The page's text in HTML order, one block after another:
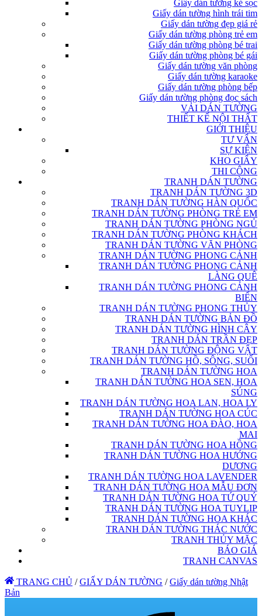
Giấy dán tường kẻ sọc
Giấy dán tường hình trái tim
Giấy dán tường đẹp giá rẻ
Giấy dán tường phòng trẻ em
Giấy dán tường phòng bé trai
Giấy dán tường phòng bé gái
Giấy dán tường văn phòng
Giấy dán tường karaoke
Giấy dán tường phòng bếp
Giấy dán tường phòng đọc sách
VẢI DÁN TƯỜNG
THIẾT KẾ NỘI THẤT
GIỚI THIỆU
TƯ VẤN
SỰ KIỆN
KHO GIẤY
THI CÔNG
TRANH DÁN TƯỜNG
TRANH DÁN TƯỜNG 3D
TRANH DÁN TƯỜNG HÀN QUỐC
TRANH DÁN TƯỜNG PHÒNG TRẺ EM
TRANH DÁN TƯỜNG PHÒNG NGỦ
TRANH DÁN TƯỜNG PHÒNG KHÁCH
TRANH DÁN TƯỜNG VĂN PHÒNG
TRANH DÁN TƯỜNG PHONG CẢNH
TRANH DÁN TƯỜNG PHONG CẢNH
LÀNG QUÊ
TRANH DÁN TƯỜNG PHONG CẢNH
BIỂN
TRANH DÁN TƯỜNG PHONG THỦY
TRANH DÁN TƯỜNG BẢN ĐỒ
TRANH DÁN TƯỜNG HÌNH CÂY
TRANH DÁN TRẦN ĐẸP
TRANH DÁN TƯỜNG ĐỘNG VẬT
TRANH DÁN TƯỜNG HỒ, SÔNG, SUỐI
TRANH DÁN TƯỜNG HOA
TRANH DÁN TƯỜNG HOA SEN, HOA
SÚNG
TRANH DÁN TƯỜNG HOA LAN, HOA LY
TRANH DÁN TƯỜNG HOA CÚC
TRANH DÁN TƯỜNG HOA ĐÀO, HOA
MAI
TRANH DÁN TƯỜNG HOA HỒNG
TRANH DÁN TƯỜNG HOA HƯỚNG
DƯƠNG
TRANH DÁN TƯỜNG HOA LAVENDER
TRANH DÁN TƯỜNG HOA MẪU ĐƠN
TRANH DÁN TƯỜNG HOA TỨ QUÝ
TRANH DÁN TƯỜNG HOA TUYLIP
TRANH DÁN TƯỜNG HOA KHÁC
TRANH DÁN TƯỜNG THÁC NƯỚC
TRANH THỦY MẶC
BÁO GIÁ
TRANH CANVAS
TRANG CHỦ / GIẤY DÁN TƯỜNG / Giấy dán tường Nhật
Bản